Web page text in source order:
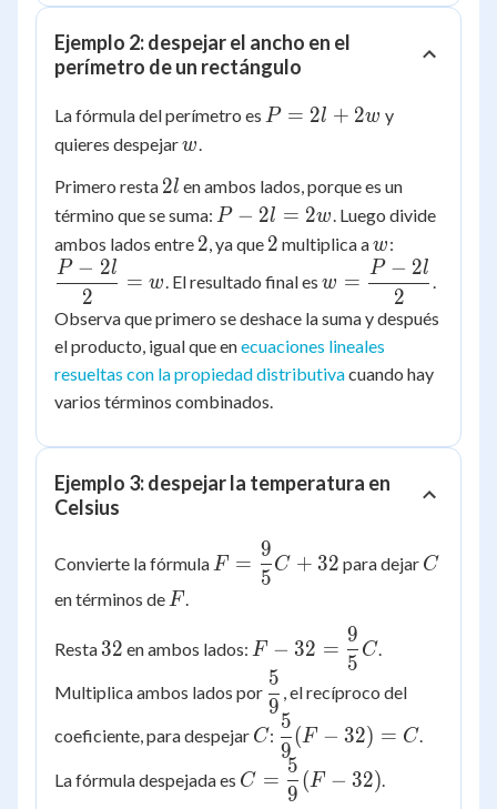
Ejemplo 2: despejar el ancho en el
perímetro de un rectángulo
La fórmula del perímetro es P
+
2w
P = 2l + 2w y
quieres despejarw
w.
Primero resta 2l
2l en ambos lados, porque es un
término que se suma: P -
2l
2w
P − 2l = 2w. Luego divide
ambos lados entre 2
2, ya que 2
2 multiplica aw
w:
- 2l}{2}
= w
2
P − 2l
= w. El resultado final es
\dfrac{P
- 2l}{2}
w =
2
P − 2l
.
Observa que primero se deshace la suma y después
el producto, igual que enecuaciones lineales
resueltas con la propiedad distributivacuando hay
varios términos combinados.
Ejemplo 3: despejar la temperatura en
Celsius
Convierte la fórmula F =
\dfrac{9}
F =
5
9
C + 32 para dejar C
C
en términos de F
F .
Resta 32
32 en ambos lados: F - 32 =
\dfrac{9}
{5}C
F − 32 =
5
9
C.
Multiplica ambos lados por \dfrac{5}
{9}
9
5
, el recíproco del
coeficiente, para despejar C
C: \dfrac{5}
{9}(F -
32) = C
9
5
(F − 32) = C.
La fórmula despejada es C =
\dfrac{5}
C =
9
5
(F − 32)